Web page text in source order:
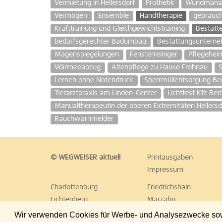
Wir verwenden Cookies für Werbe- und Analysezwecke
Vermietung in Hellersdorf
Prothetik
Vermögen
Ensemble Handtherapie
Krafttrainung und Gleichgewichtstraining
bedarfsgerechter Badumbau
Magenspiegelungen
Fensterreiniger
Wärmeeabzug
Altenpflege zu Hause Frohnau
Lernen ohne Notendruck
Sperrmüllentsorgung
Tierarztpraxis am Linden-Center
Lichttest Kfz
Manualtherapeutin der oberen Extremitäten Hellersd
Rauchwarnmelder
© WEGWEISER aktuell Printausgaben
Impressum
Charlottenburg Friedrichshain
Lichtenberg
Marzahn
Reinickendorf
Schöneberg